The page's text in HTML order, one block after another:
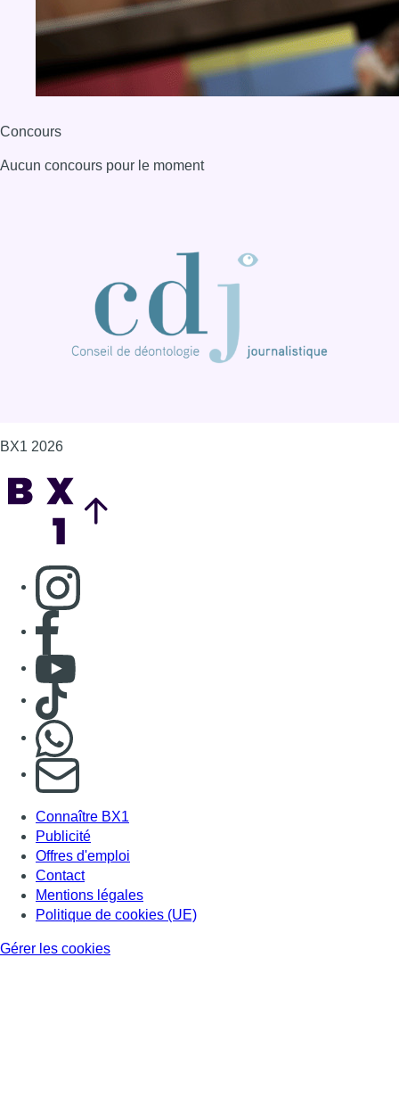
Concours
Aucun concours pour le moment
BX1 2026
Consulter page Instagram
Consulter page Facebook
Consulter Youtube
Consulter TikTok
S'abonner à notre newsletter
Connaître BX1
Publicité
Offres d'emploi
Contact
Mentions légales
Politique de cookies (UE)
Gérer les cookies